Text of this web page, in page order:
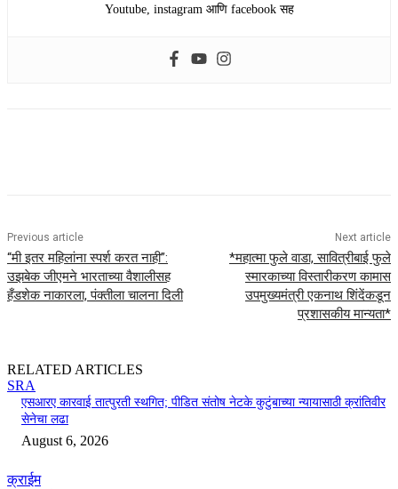
Youtube, instagram आणि facebook सह
Previous article
“मी इतर महिलांना स्पर्श करत नाही”:
उझबेक जीएमने भारताच्या वैशालीसह
हँडशेक नाकारला, पंक्तीला चालना दिली
Next article
*महात्मा फुले वाडा, सावित्रीबाई फुले
स्मारकाच्या विस्तारीकरण कामास
उपमुख्यमंत्री एकनाथ शिंदेंकडून
प्रशासकीय मान्यता*
RELATED ARTICLES
SRA
एसआरए कारवाई तात्पुरती स्थगित; पीडित संतोष नेटके कुटुंबाच्या न्यायासाठी क्रांतिवीर
सेनेचा लढा
August 6, 2026
क्राईम